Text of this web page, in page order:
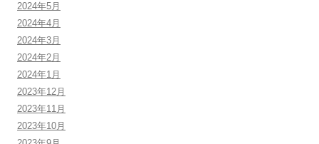
2024年5月
2024年4月
2024年3月
2024年2月
2024年1月
2023年12月
2023年11月
2023年10月